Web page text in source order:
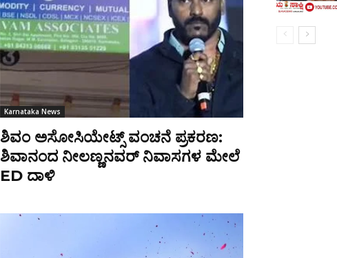
Karnataka News
ಶಿವಂ ಅಸೋಸಿಯೇಟ್ಸ್ ವಂಚನೆ ಪ್ರಕರಣ:
ಶಿವಾನಂದ ನೀಲಣ್ಣನವರ್ ನಿವಾಸಗಳ ಮೇಲೆ
ED ದಾಳಿ